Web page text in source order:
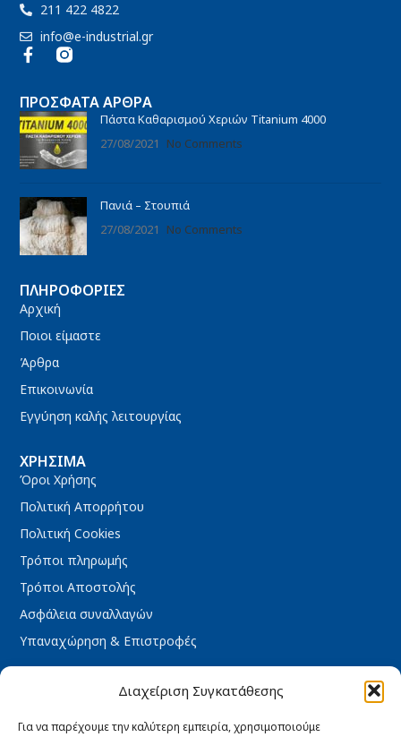
Διαχείριση Συγκατάθεσης
Για να παρέχουμε την καλύτερη εμπειρία, χρησιμοποιούμε
211 422 4822
info@e-industrial.gr
ΠΡΌΣΦΑΤΑ ΆΡΘΡΑ
Πάστα Καθαρισμού Χεριών Titanium 4000
27/08/2021
No Comments
Πανιά – Στουπιά
27/08/2021
No Comments
ΠΛΗΡΟΦΟΡΊΕΣ
Αρχική
Ποιοι είμαστε
Άρθρα
Επικοινωνία
Εγγύηση καλής λειτουργίας
ΧΡΉΣΙΜΑ
Όροι Χρήσης
Πολιτική Απορρήτου
Πολιτική Cookies
Τρόποι πληρωμής
Τρόποι Αποστολής
Ασφάλεια συναλλαγών
Υπαναχώρηση & Επιστροφές
ΩΡΆΡΙΟ ΚΑΤΑΣΤΉΜΑΤΟΣ
Δευτέρα : 08:30 – 16:30
Τρίτη : 08:30 – 16:30